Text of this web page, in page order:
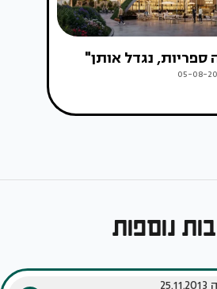
ספריות, נגדל אותן"
05-08-
נוספות